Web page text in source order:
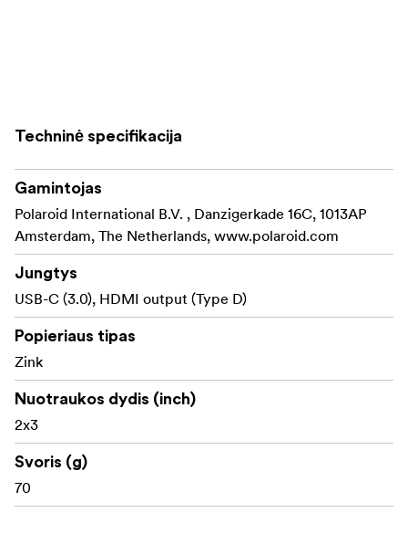
Techninė specifikacija
Gamintojas
Polaroid International B.V. , Danzigerkade 16C, 1013AP
Amsterdam, The Netherlands, www.polaroid.com
Jungtys
USB-C (3.0), HDMI output (Type D)
Popieriaus tipas
Zink
Nuotraukos dydis (inch)
2x3
Svoris (g)
70